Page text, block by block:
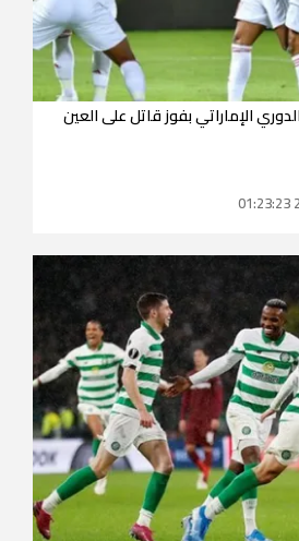
الإماراتي بفوز قاتل على العين